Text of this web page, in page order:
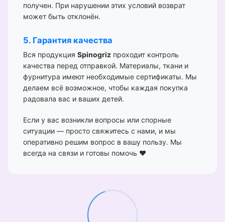
получен. При нарушении этих условий возврат
может быть отклонён.
5. Гарантия качества
Вся продукция Spinogriz проходит контроль
качества перед отправкой. Материалы, ткани и
фурнитура имеют необходимые сертификаты. Мы
делаем всё возможное, чтобы каждая покупка
радовала вас и ваших детей.
Если у вас возникли вопросы или спорные
ситуации — просто свяжитесь с нами, и мы
оперативно решим вопрос в вашу пользу. Мы
всегда на связи и готовы помочь ❤️